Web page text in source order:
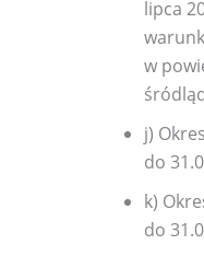
lipca
w
j)
do
k)
do